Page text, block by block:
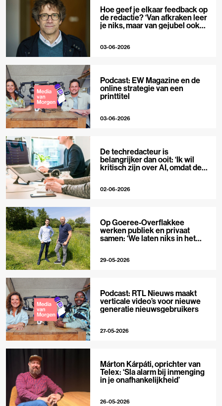
Hoe geef je elkaar feedback op
de redactie? ‘Van afkraken leer
je niks, maar van gejubel ook
03-06-2026
Podcast: EW Magazine en de
online strategie van een
printtitel
03-06-2026
De techredacteur is
belangrijker dan ooit: ‘Ik wil
kritisch zijn over AI, omdat de
02-06-2026
Op Goeree-Overflakkee
werken publiek en privaat
samen: ‘We laten niks in het
29-05-2026
Podcast: RTL Nieuws maakt
verticale video’s voor nieuwe
generatie nieuwsgebruikers
27-05-2026
Márton Kárpáti, oprichter van
Telex: ‘Sla alarm bij inmenging
in je onafhankelijkheid’
26-05-2026